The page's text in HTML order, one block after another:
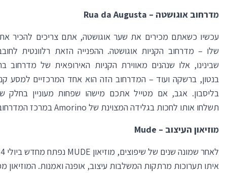
מדרחוב אוגושטה – Rua da Augusta
עכשיו כשאתם מכירים את שער אוגושטה, אתם צריכים להכיר
שלו – מדרחוב הקניות אוגושטה. ההפנייה הזאת רלוונטית
שבינינו, אלו שנהנים מאווירת הקניות האירופאית של מדרחוב
בנטון, ברשקה ועוד – המדרחוב הזה הוא אחד המרכזיים למסע
בליסבון. אגב, אם מטייל אתכם מישהו שפחות מעוניין בחלק
תשלחו אותו לחכות בגלידה המצוינת של Amorino במרכז המדרחוב 😉.
מוזיאון העיצוב – Mude
איתו תערוכות מרתקות המשלבות עיצוב, אופנה ואמנות. המוזיאון